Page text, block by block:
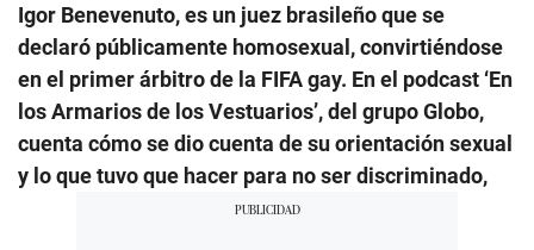
Igor Benevenuto, es un juez brasileño que se
declaró públicamente homosexual, convirtiéndose
en el primer árbitro de la FIFA gay. En el podcast ‘En
los Armarios de los Vestuarios’, del grupo Globo,
cuenta cómo se dio cuenta de su orientación sexual
y lo que tuvo que hacer para no ser discriminado,